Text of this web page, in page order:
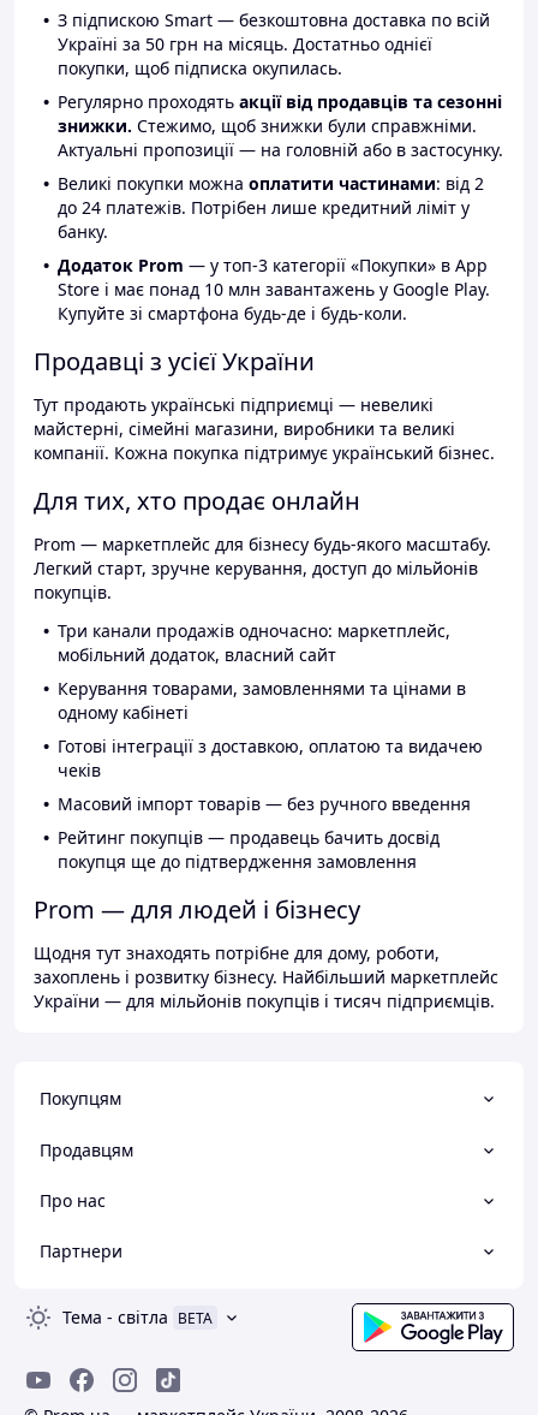
З підпискою Smart — безкоштовна доставка по всій
Україні за 50 грн на місяць. Достатньо однієї
покупки, щоб підписка окупилась.
Регулярно проходять акції від продавців та сезонні
знижки. Стежимо, щоб знижки були справжніми.
Актуальні пропозиції — на головній або в застосунку.
Великі покупки можна оплатити частинами: від 2
до 24 платежів. Потрібен лише кредитний ліміт у
банку.
Додаток Prom — у топ-3 категорії «Покупки» в App
Store і має понад 10 млн завантажень у Google Play.
Купуйте зі смартфона будь-де і будь-коли.
Продавці з усієї України
Тут продають українські підприємці — невеликі
майстерні, сімейні магазини, виробники та великі
компанії. Кожна покупка підтримує український бізнес.
Для тих, хто продає онлайн
Prom — маркетплейс для бізнесу будь-якого масштабу.
Легкий старт, зручне керування, доступ до мільйонів
покупців.
Три канали продажів одночасно: маркетплейс,
мобільний додаток, власний сайт
Керування товарами, замовленнями та цінами в
одному кабінеті
Готові інтеграції з доставкою, оплатою та видачею
чеків
Масовий імпорт товарів — без ручного введення
Рейтинг покупців — продавець бачить досвід
покупця ще до підтвердження замовлення
Prom — для людей і бізнесу
Щодня тут знаходять потрібне для дому, роботи,
захоплень і розвитку бізнесу. Найбільший маркетплейс
України — для мільйонів покупців і тисяч підприємців.
Покупцям
Продавцям
Про нас
Партнери
Тема - світла BETA